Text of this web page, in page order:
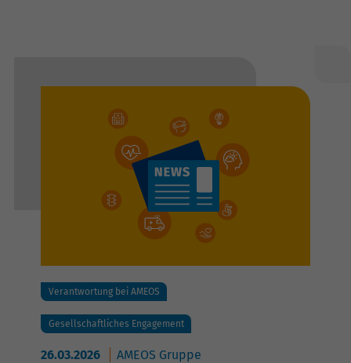
Verantwortung bei AMEOS
Gesellschaftliches Engagement
26.03.2026 AMEOS Gruppe